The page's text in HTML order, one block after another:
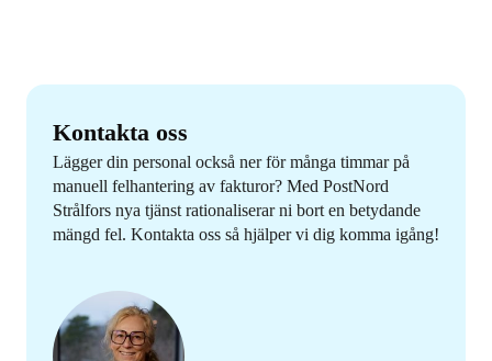
Kontakta oss
Lägger din personal också ner för många timmar på
manuell felhantering av fakturor? Med PostNord
Strålfors nya tjänst rationaliserar ni bort en betydande
mängd fel. Kontakta oss så hjälper vi dig komma igång!